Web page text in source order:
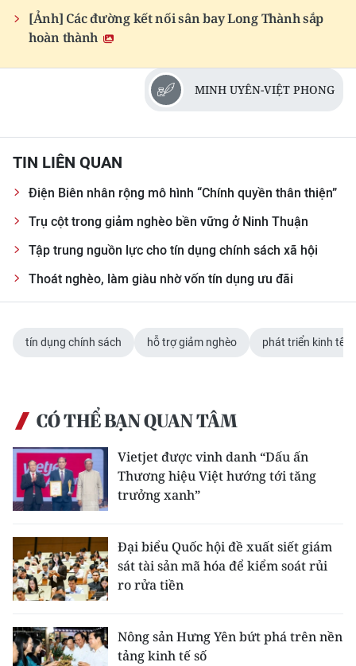
[Ảnh] Các đường kết nối sân bay Long Thành sắp
hoàn thành
MINH UYÊN-VIỆT PHONG
TIN LIÊN QUAN
Điện Biên nhân rộng mô hình “Chính quyền thân thiện”
Trụ cột trong giảm nghèo bền vững ở Ninh Thuận
Tập trung nguồn lực cho tín dụng chính sách xã hội
Thoát nghèo, làm giàu nhờ vốn tín dụng ưu đãi
tín dụng chính sách hỗ trợ giảm nghèo phát triển kinh tế
CÓ THỂ BẠN QUAN TÂM
Vietjet được vinh danh “Dấu ấn
Thương hiệu Việt hướng tới tăng
trưởng xanh”
Đại biểu Quốc hội đề xuất siết giám
sát tài sản mã hóa để kiểm soát rủi
ro rửa tiền
Nông sản Hưng Yên bứt phá trên nền
tảng kinh tế số